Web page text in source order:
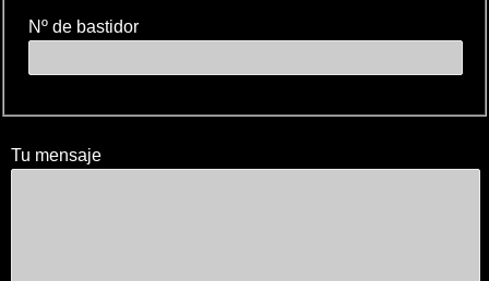
Nº de bastidor
Tu mensaje